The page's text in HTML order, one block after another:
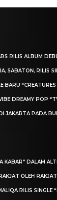
RILIS ALBUM
SABATON, RILIS
BARU
DREAMY POP
JAKARTA PADA
KABAR” DALAM
OLEH
RILIS SINGLE